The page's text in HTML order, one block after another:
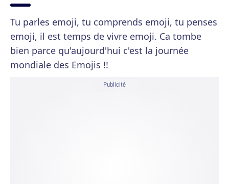
Tu parles emoji, tu comprends emoji, tu penses
emoji, il est temps de vivre emoji. Ca tombe
bien parce qu'aujourd'hui c'est la journée
mondiale des Emojis !!
Publicité